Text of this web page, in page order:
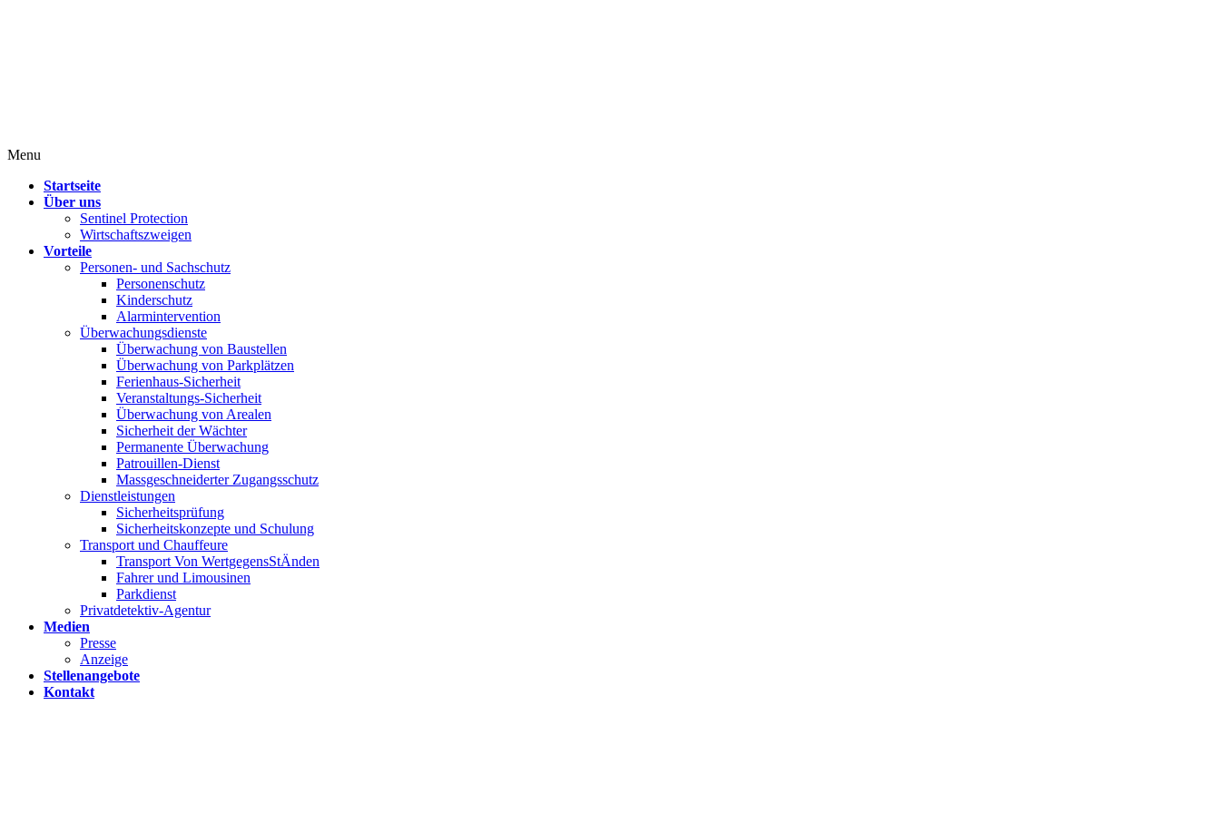
Menu
Startseite
Über uns
Sentinel Protection
Wirtschaftszweigen
Vorteile
Personen- und Sachschutz
Personenschutz
Kinderschutz
Alarmintervention
Überwachungsdienste
Überwachung von Baustellen
Überwachung von Parkplätzen
Ferienhaus-Sicherheit
Veranstaltungs-Sicherheit
Überwachung von Arealen
Sicherheit der Wächter
Permanente Überwachung
Patrouillen-Dienst
Massgeschneiderter Zugangsschutz
Dienstleistungen
Sicherheitsprüfung
Sicherheitskonzepte und Schulung
Transport und Chauffeure
Transport Von WertgegensStÄnden
Fahrer und Limousinen
Parkdienst
Privatdetektiv-Agentur
Medien
Presse
Anzeige
Stellenangebote
Kontakt